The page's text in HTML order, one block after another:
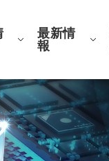
最新情
報